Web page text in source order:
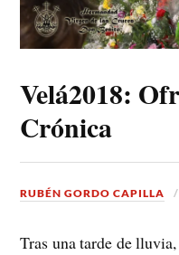
Velá2018:
Crónica
RUBÉN GORDO CAPILLA
Tras una tarde de